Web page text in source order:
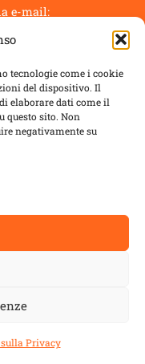
tecnologie come i cookie
del dispositivo. Il
elaborare dati come il
questo sito. Non
negativamente su
Privacy
e-mail: